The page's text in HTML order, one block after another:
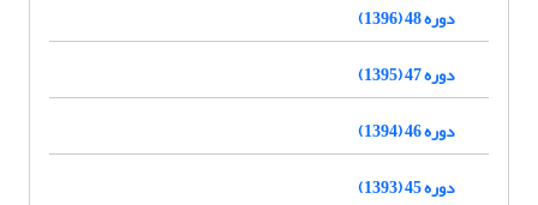
دوره 48 (1396)
دوره 47 (1395)
دوره 46 (1394)
دوره 45 (1393)